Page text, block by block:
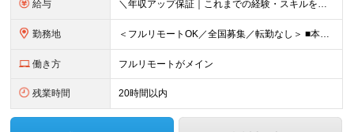
給与 ＼年収アップ保証｜これまでの経験・スキルをしっかり評価します／ ■経験者（経験目安2年以上）月給35万円以上 ■即戦力（経験目安5年以上）月給50万円以上 ■ベテラン（経験目安10年以上）月給80万
勤務地 ＜フルリモートOK／全国募集／転勤なし＞ ■本社 東京都千代田区九段南1-5-6 りそな九段ビル5F ■プロジェクト先 都内23区を中心に1都3県のプロジェクト先 ※勤務地は希望を考慮いたします
働き方 フルリモートがメイン
残業時間 20時間以内